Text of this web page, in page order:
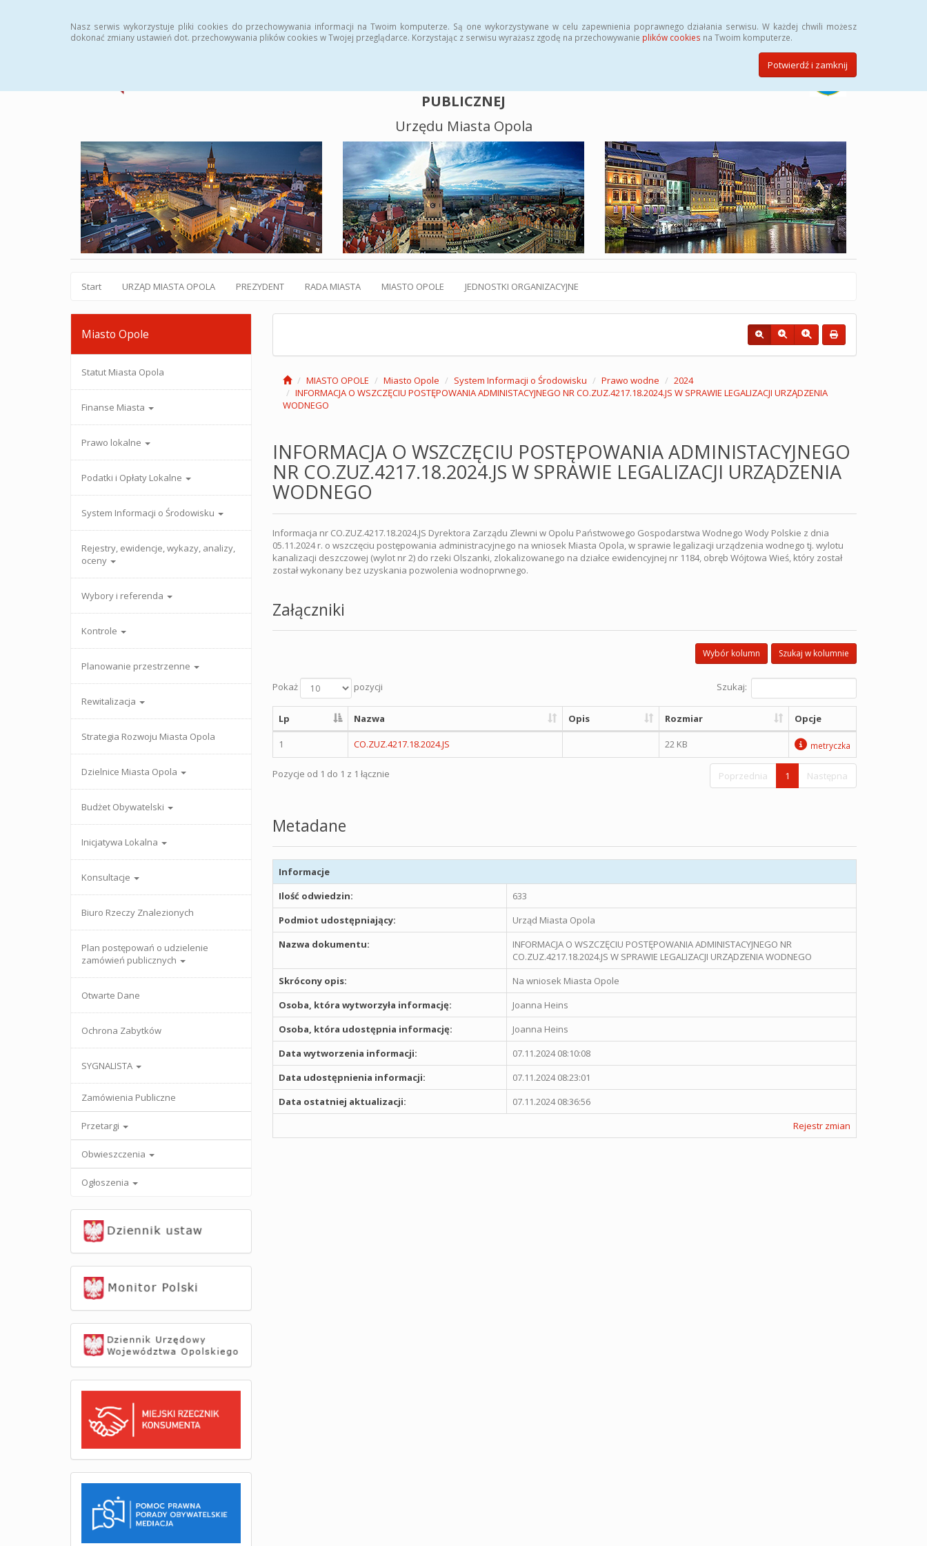
Nasz serwis wykorzystuje pliki cookies do przechowywania informacji na Twoim komputerze. Są one wykorzystywane w celu zapewnienia poprawnego działania serwisu. W każdej chwili możesz
dokonać zmiany ustawień dot. przechowywania plików cookies w Twojej przeglądarce. Korzystając z serwisu wyrażasz zgodę na przechowywanie plików cookies na Twoim komputerze.
Potwierdź i zamknij
PUBLICZNEJ
Urzędu Miasta Opola
Start URZĄD MIASTA OPOLA PREZYDENT RADA MIASTA MIASTO OPOLE JEDNOSTKI ORGANIZACYJNE
Miasto Opole
Statut Miasta Opola
Finanse Miasta
Prawo lokalne
Podatki i Opłaty Lokalne
System Informacji o Środowisku
Rejestry, ewidencje, wykazy, analizy,
oceny
Wybory i referenda
Kontrole
Planowanie przestrzenne
Rewitalizacja
Strategia Rozwoju Miasta Opola
Dzielnice Miasta Opola
Budżet Obywatelski
Inicjatywa Lokalna
Konsultacje
Biuro Rzeczy Znalezionych
Plan postępowań o udzielenie
zamówień publicznych
Otwarte Dane
Ochrona Zabytków
SYGNALISTA
Zamówienia Publiczne
Przetargi
Obwieszczenia
Ogłoszenia
MIASTO OPOLE Miasto Opole System Informacji o Środowisku Prawo wodne
2024
INFORMACJA O WSZCZĘCIU POSTĘPOWANIA ADMINISTACYJNEGO NR CO.ZUZ.4217.18.2024.JS W SPRAWIE LEGALIZACJI URZĄDZENIA
WODNEGO
INFORMACJA O WSZCZĘCIU POSTĘPOWANIA ADMINISTACYJNEGO
NR CO.ZUZ.4217.18.2024.JS W SPRAWIE LEGALIZACJI URZĄDZENIA
WODNEGO
Informacja nr CO.ZUZ.4217.18.2024.JS Dyrektora Zarządu Zlewni w Opolu Państwowego Gospodarstwa Wodnego Wody Polskie z dnia
05.11.2024 r. o wszczęciu postępowania administracyjnego na wniosek Miasta Opola, w sprawie legalizacji urządzenia wodnego tj. wylotu
kanalizacji deszczowej (wylot nr 2) do rzeki Olszanki, zlokalizowanego na działce ewidencyjnej nr 1184, obręb Wójtowa Wieś, który został
został wykonany bez uzyskania pozwolenia wodnoprwnego.
Załączniki
Szukaj w kolumnie
Wybór kolumn
Pokaż pozycji Szukaj:
Lp Nazwa Opis Rozmiar Opcje
1 CO.ZUZ.4217.18.2024.JS 22 KB metryczka
Pozycje od 1 do 1 z 1 łącznie Poprzednia 1 Następna
Metadane
Informacje
Ilość odwiedzin:
633
Podmiot udostępniający:
Urząd Miasta Opola
Nazwa dokumentu:
INFORMACJA O WSZCZĘCIU POSTĘPOWANIA ADMINISTACYJNEGO NR
CO.ZUZ.4217.18.2024.JS W SPRAWIE LEGALIZACJI URZĄDZENIA WODNEGO
Skrócony opis:
Na wniosek Miasta Opole
Osoba, która wytworzyła informację:
Joanna Heins
Osoba, która udostępnia informację:
Joanna Heins
Data wytworzenia informacji:
07.11.2024 08:10:08
Data udostępnienia informacji:
07.11.2024 08:23:01
Data ostatniej aktualizacji:
07.11.2024 08:36:56
Rejestr zmian